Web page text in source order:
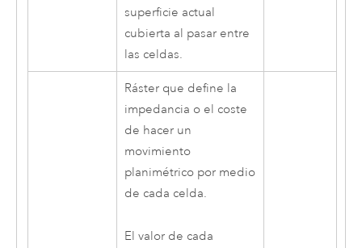
superficie actual
cubierta al pasar entre
las celdas.
Ráster que define la
impedancia o el coste
de hacer un
movimiento
planimétrico por medio
de cada celda.
El valor de cada